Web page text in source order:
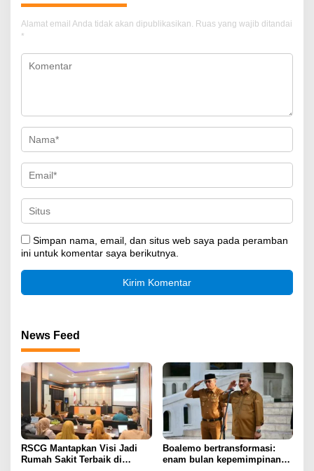
Alamat email Anda tidak akan dipublikasikan. Ruas yang wajib ditandai
*
Simpan nama, email, dan situs web saya pada peramban
ini untuk komentar saya berikutnya.
News Feed
RSCG Mantapkan Visi Jadi
Rumah Sakit Terbaik di
Boalemo bertransformasi:
enam bulan kepemimpinan